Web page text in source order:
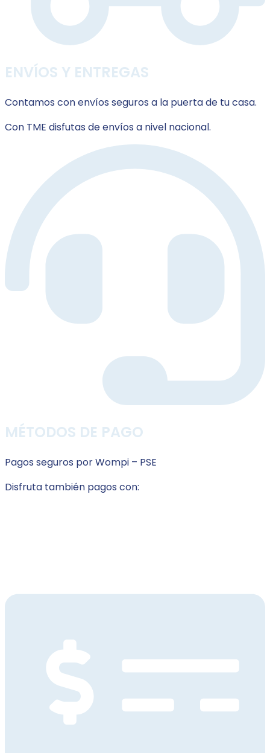
ENVÍOS Y ENTREGAS
Contamos con envíos seguros a la puerta de tu casa.
Con TME disfutas de envíos a nivel nacional.
MÉTODOS DE PAGO
Pagos seguros por Wompi – PSE
Disfruta también pagos con: